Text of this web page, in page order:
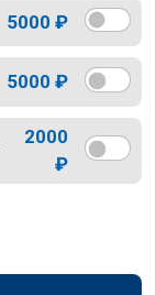
5000 ₽
5000 ₽
2000
₽